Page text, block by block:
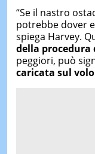
“Se il nastro
potrebbe dover
spiega Harvey.
della procedura
peggiori, può
caricata sul volo